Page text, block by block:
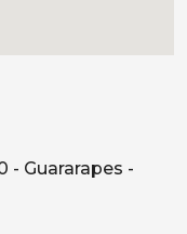
- Guararapes -